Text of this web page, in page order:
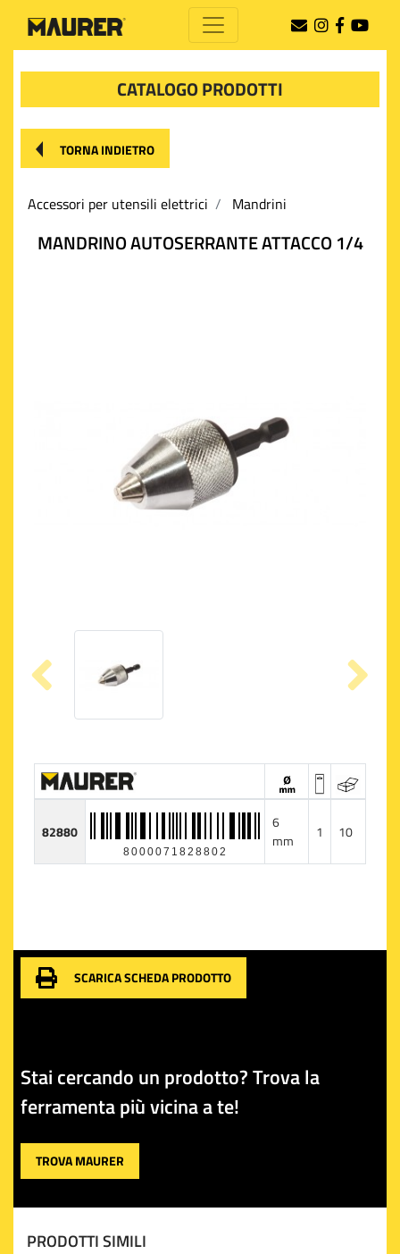
CATALOGO PRODOTTI
TORNA INDIETRO
Accessori per utensili elettrici Mandrini
MANDRINO AUTOSERRANTE ATTACCO 1/4
82880
8000071828802
6
mm
1 10
SCARICA SCHEDA PRODOTTO
Stai cercando un prodotto? Trova la
ferramenta più vicina a te!
TROVA MAURER
PRODOTTI SIMILI